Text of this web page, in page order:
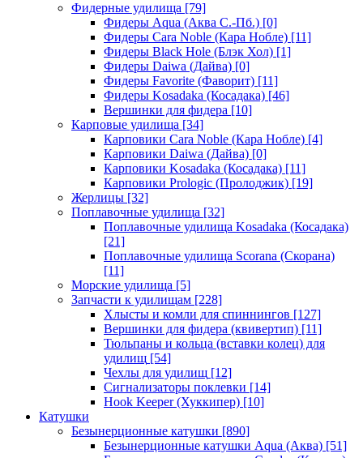
Фидерные удилища [79]
Фидеры Aqua (Аква С.-Пб.) [0]
Фидеры Cara Noble (Кара Нобле) [11]
Фидеры Black Hole (Блэк Хол) [1]
Фидеры Daiwa (Дайва) [0]
Фидеры Favorite (Фаворит) [11]
Фидеры Kosadaka (Косадака) [46]
Вершинки для фидера [10]
Карповые удилища [34]
Карповики Cara Noble (Кара Нобле) [4]
Карповики Daiwa (Дайва) [0]
Карповики Kosadaka (Косадака) [11]
Карповики Prologic (Пролоджик) [19]
Жерлицы [32]
Поплавочные удилища [32]
Поплавочные удилища Kosadaka (Косадака)
[21]
Поплавочные удилища Scorana (Скорана)
[11]
Морские удилища [5]
Запчасти к удилищам [228]
Хлысты и комли для спиннингов [127]
Вершинки для фидера (квивертип) [11]
Тюльпаны и кольца (вставки колец) для
удилищ [54]
Чехлы для удилищ [12]
Сигнализаторы поклевки [14]
Hook Keeper (Хуккипер) [10]
Катушки
Безынерционные катушки [890]
Безынерционные катушки Aqua (Аква) [51]